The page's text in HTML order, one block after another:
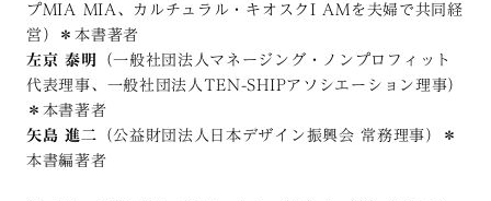
プMIA MIA、カルチュラル・キオスクI AMを夫婦で共同経
営）＊本書著者
左京 泰明 （一般社団法人マネージング・ノンプロフィット
代表理事、一般社団法人TEN-SHIPアソシエーション理事）
＊本書著者
矢島 進二
（公益財団法人日本デザイン振興会 常務理事）＊
本書編著者